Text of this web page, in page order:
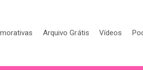
Arquivo Grátis Vídeos